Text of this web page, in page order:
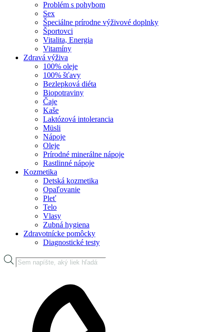
Problém s pohybom
Sex
Špeciálne prírodne výživové doplnky
Športovci
Vitalita, Energia
Vitamíny
Zdravá výživa
100% oleje
100% šťavy
Bezlepková diéta
Biopotraviny
Čaje
Kaše
Laktózová intolerancia
Müsli
Nápoje
Oleje
Prírodné minerálne nápoje
Rastlinné nápoje
Kozmetika
Detská kozmetika
Opaľovanie
Pleť
Telo
Vlasy
Zubná hygiena
Zdravotnícke pomôcky
Diagnostické testy
Products
search